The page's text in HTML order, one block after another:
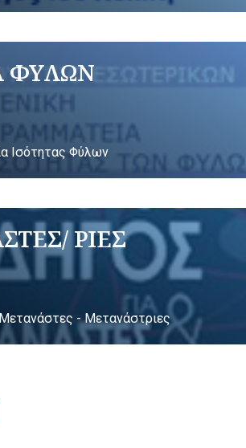
ΦΥΛΩΝ
Ισότητας Φύλων
ΡΙΕΣ
- Μετανάστριες